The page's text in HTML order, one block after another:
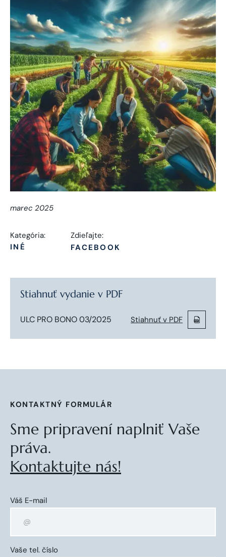
marec 2025
Kategória:
INÉ
Zdieľajte:
FACEBOOK
Stiahnuť vydanie v PDF
ULC PRO BONO 03/2025 Stiahnuť v PDF
KONTAKTNÝ FORMULÁR
Sme pripravení naplniť Vaše
práva.
Kontaktujte nás!
Váš E-mail
Vaše tel. číslo